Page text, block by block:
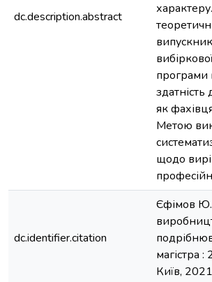
dc.description.abstract
програми
здатність
як
Метою
щодо
dc.identifier.citation
Єфімов
магістра
Київ,